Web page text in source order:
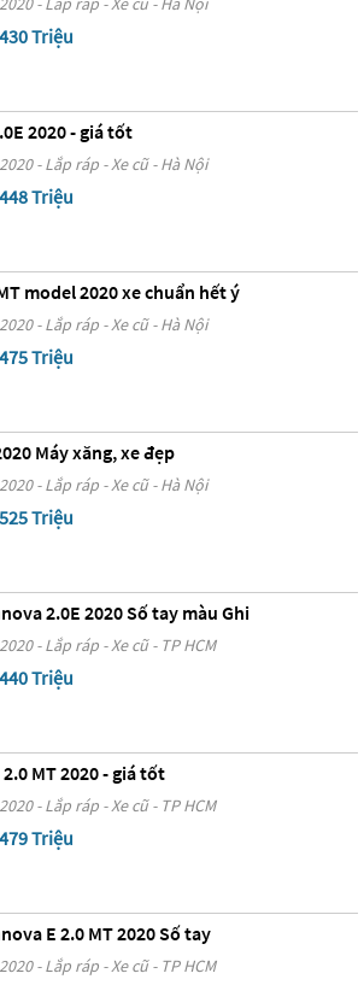
430 Triệu
2020 - giá tốt
2020 - Lắp ráp - Xe cũ - Hà Nội
448 Triệu
model 2020 xe chuẩn hết ý
2020 - Lắp ráp - Xe cũ - Hà Nội
475 Triệu
Máy xăng, xe đẹp
2020 - Lắp ráp - Xe cũ - Hà Nội
525 Triệu
2.0E 2020 Số tay màu Ghi
2020 - Lắp ráp - Xe cũ - TP HCM
440 Triệu
MT 2020 - giá tốt
2020 - Lắp ráp - Xe cũ - TP HCM
479 Triệu
E 2.0 MT 2020 Số tay
2020 - Lắp ráp - Xe cũ - TP HCM